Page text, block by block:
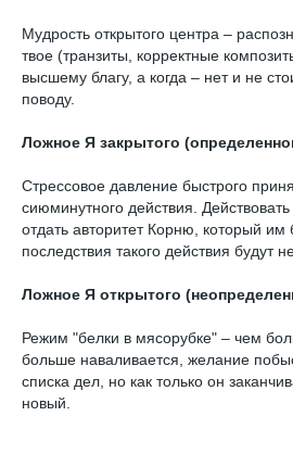
Мудрость открытого центра –
твое (транзиты, корректные
высшему благу, а когда – нет и не
поводу.
Ложное Я закрытого
Стрессовое давление быстрого
сиюминутного действия. Действовать
отдать авторитет Корню, который им
последствия такого действия будут
Ложное Я открытого
Режим "белки в мясорубке" – чем
больше наваливается, желание
списка дел, но как только он
новый.